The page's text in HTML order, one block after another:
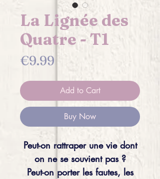
La Lignée des
Quatre - T1
€9.99 Price
Add to Cart
Buy Now
Peut-on rattraper une vie dont
on ne se souvient pas ?
Peut-on porter les fautes, les